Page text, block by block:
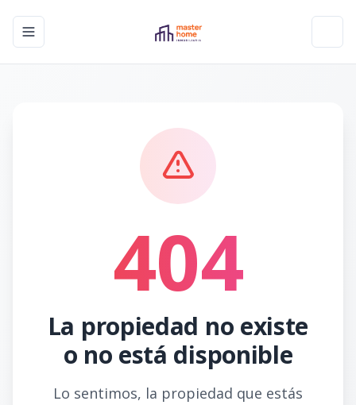
Toggle navigation menu
404
La propiedad no existe
o no está disponible
Lo sentimos, la propiedad que estás